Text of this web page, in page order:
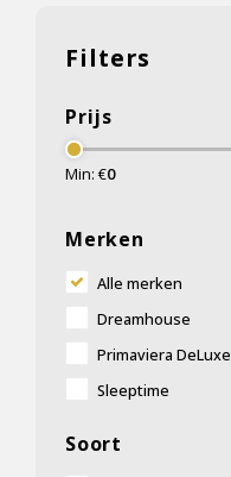
Filters
Prijs
Min: €0
Merken
Alle merken
Dreamhouse
Primaviera DeLuxe
Sleeptime
Soort